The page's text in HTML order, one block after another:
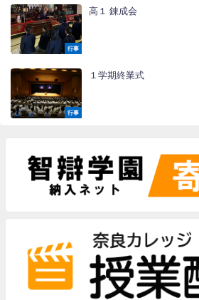
行事
高１ 錬成会
行事
１学期終業式